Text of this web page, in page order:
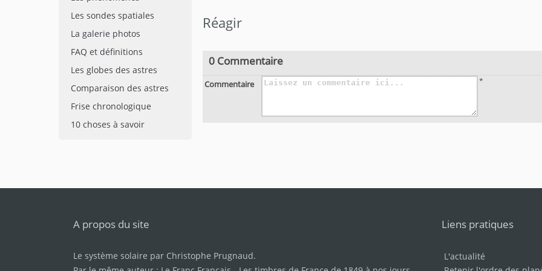
Les sondes spatiales
La galerie photos
FAQ et définitions
Les globes des astres
Comparaison des astres
Frise chronologique
10 choses à savoir
Réagir
0 Commentaire
Commentaire *
A propos du site
Le système solaire par Christophe Prugnaud.
Liens pratiques
L'actualité